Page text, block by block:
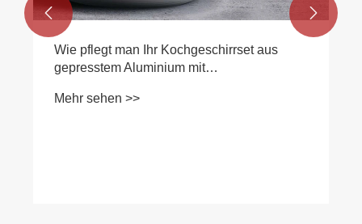
Wie pflegt man Ihr Kochgeschirrset aus
gepresstem Aluminium mit
Mehr sehen >>
 